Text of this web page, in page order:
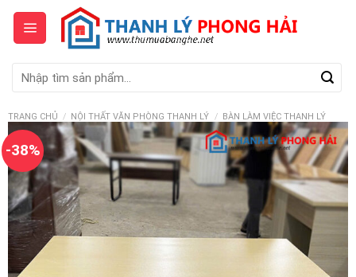
Skip
content
kiếm:
TRANG CHỦ / NỘI THẤT VĂN PHÒNG THANH LÝ / BÀN LÀM VIỆC THANH LÝ
-38%